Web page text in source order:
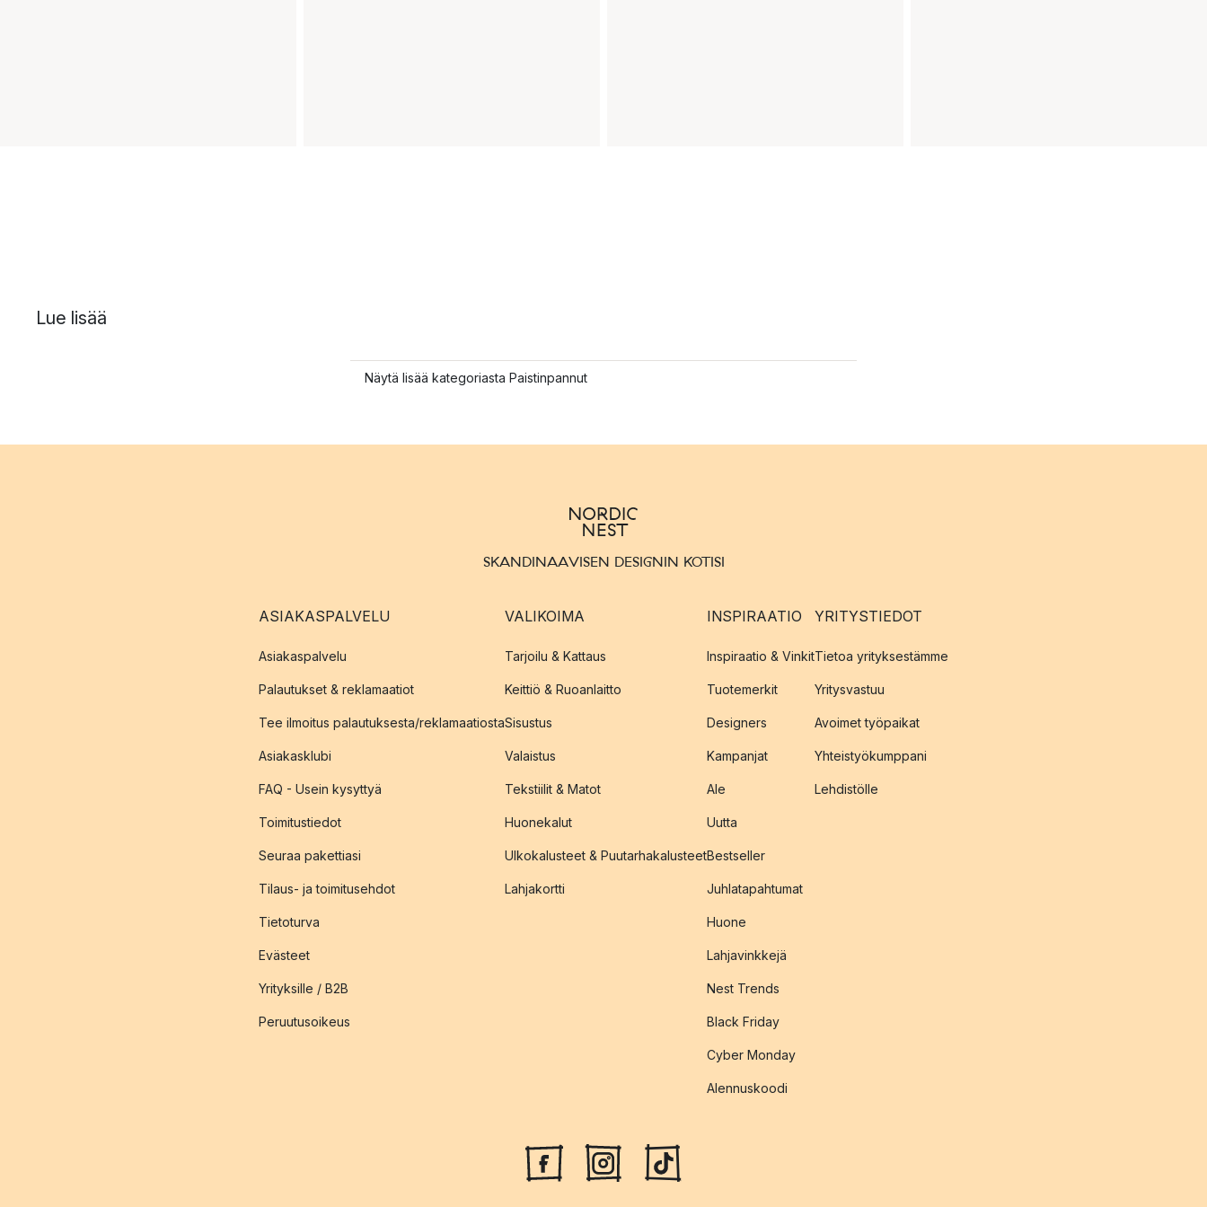
Lue lisää
Näytä lisää kategoriasta Paistinpannut
SKANDINAAVISEN DESIGNIN KOTISI
ASIAKASPALVELU
Asiakaspalvelu
Palautukset & reklamaatiot
Tee ilmoitus palautuksesta/reklamaatiosta
Asiakasklubi
FAQ - Usein kysyttyä
Toimitustiedot
Seuraa pakettiasi
Tilaus- ja toimitusehdot
Tietoturva
Evästeet
Yrityksille / B2B
Peruutusoikeus
VALIKOIMA
Tarjoilu & Kattaus
Keittiö & Ruoanlaitto
Sisustus
Valaistus
Tekstiilit & Matot
Huonekalut
Ulkokalusteet & Puutarhakalusteet
Lahjakortti
INSPIRAATIO
Inspiraatio & Vinkit
Tuotemerkit
Designers
Kampanjat
Ale
Uutta
Bestseller
Juhlatapahtumat
Huone
Lahjavinkkejä
Nest Trends
Black Friday
Cyber Monday
Alennuskoodi
YRITYSTIEDOT
Tietoa yrityksestämme
Yritysvastuu
Avoimet työpaikat
Yhteistyökumppani
Lehdistölle